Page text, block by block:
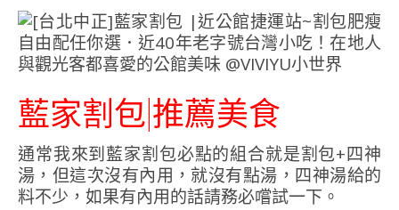
藍家割包|推薦美食
通常我來到藍家割包必點的組合就是割包+四神
湯，但這次沒有內用，就沒有點湯，四神湯給的
料不少，如果有內用的話請務必嚐試一下。